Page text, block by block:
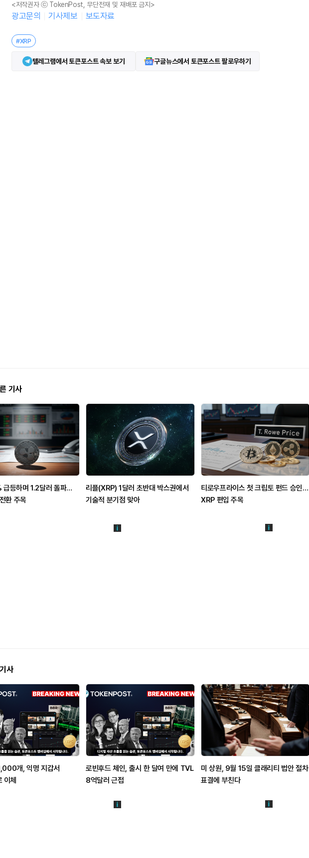
<저작권자 ⓒ TokenPost, 무단전재 및 재배포 금지>
광고문의 기사제보 보도자료
#XRP
텔레그램에서 토큰포스트 속보 보기 구글뉴스에서 토큰포스트 팔로우하기
기사
급등하며 1.2달러 돌파…
환 주목
리플(XRP) 1달러 초반대 박스권에서
기술적 분기점 맞아
티로우프라이스 첫 크립토 펀드 승인…
XRP 편입 주목
사
개, 익명 지갑서
이체
로빈후드 체인, 출시 한 달여 만에 TVL
8억달러 근접
미 상원, 9월 15일 클래리티 법안 절차
표결에 부친다